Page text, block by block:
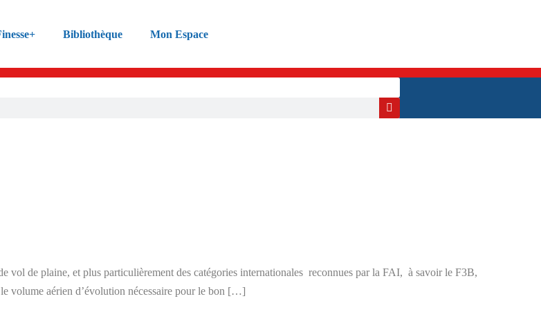
Bibliothèque Mon Espace
vol de plaine, et plus particulièrement des catégories internationales reconnues par la FAI, à savoir le F3B,
volume aérien d’évolution nécessaire pour le bon […]